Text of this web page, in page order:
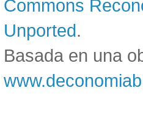
Commons
Unported.
Basada en una